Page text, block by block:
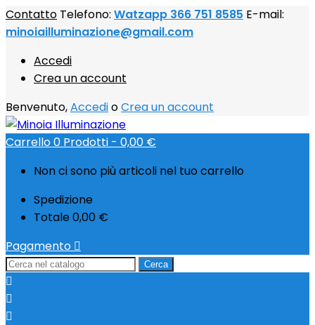
Contatto Telefono: Watzapp 366 751 8585 E-mail:
minoiailluminazione@gmail.com
Accedi
Crea un account
Benvenuto,AccedioCrea un account
Carrello0 Prodotti - 0,00 €
Non ci sono più articoli nel tuo carrello
Spedizione
Totale0,00 €
Pagamento 
Cerca


